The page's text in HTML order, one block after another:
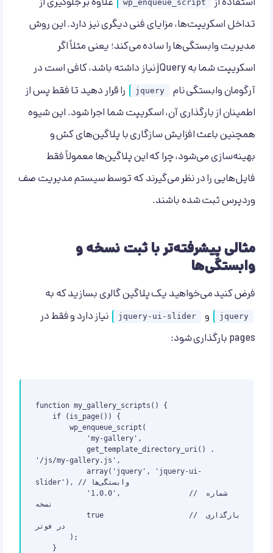
استفاده از wp_enqueue_script
علاوه بر جلوگیری از
تداخل اسکریپت‌ها، مزایای فنی دیگری نیز دارد. این روش
مدیریت وابستگی‌ها را ساده می‌کند؛ یعنی مثلاً اگر
اسکریپت شما به jQuery نیاز داشته باشد، کافی است در
آرگومان وابستگی نام
jquery
را قرار دهید تا فقط پس از
اطمینان از بارگذاری آن، اسکریپت شما اجرا شود. این شیوه
همچنین باعث افزایش سازگاری با پلاگین‌های کش و
بهینه‌سازی می‌شود، چرا که این پلاگین‌ها معمولاً فقط
فایل‌هایی را در نظر می‌گیرند که توسط سیستم مدیریت صف
وردپرس ثبت شده باشند.
مثالی پیشرفته‌تر با ثبت نسخه و
وابستگی‌ها
فرض کنید می‌خواهید یک پلاگین گالری بسازید که به
jquery و jquery-ui-slider
نیاز دارد و فقط در
pages بارگذاری شود:
function my_gallery_scripts() {
        wp_enqueue_script(
            get_template_directory_uri() .
'/js/my-gallery.js',
            array('jquery', 'jquery-ui-
slider'), // وابستگی‌ها
نسخه
            true                    // بارگذاری
در فوتر